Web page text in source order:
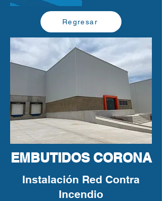
Regresar
EMBUTIDOS CORONA
Instalación Red Contra
Incendio